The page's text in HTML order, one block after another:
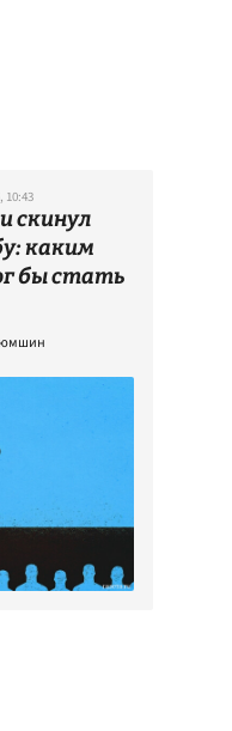
10:43
скинул
каким
бы стать